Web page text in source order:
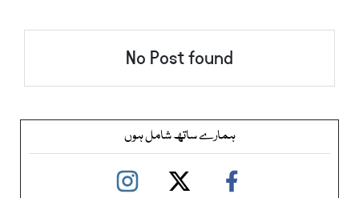
No Post found
ہمارے ساتھ شامل ہوں